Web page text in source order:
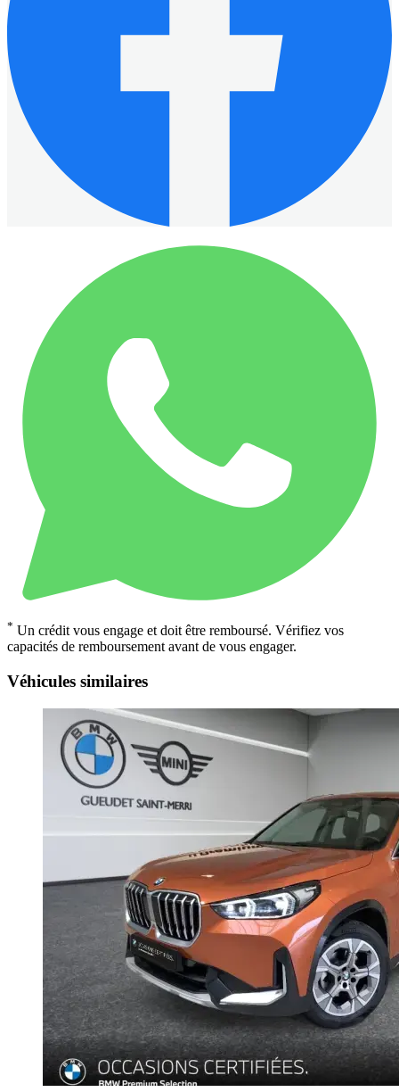
* Un crédit vous engage et doit être remboursé. Vérifiez vos
capacités de remboursement avant de vous engager.
Véhicules similaires